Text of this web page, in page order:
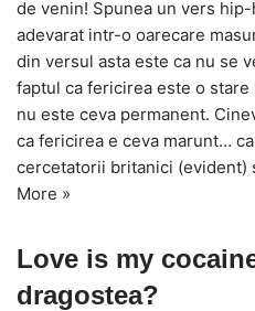
de venin! Spunea un vers
adevarat intr-o oarecare
din versul asta este ca nu se
faptul ca fericirea este o
nu este ceva permanent.
ca fericirea e ceva marunt…
cercetatorii britanici (evident)
More »
Love is my
dragostea?